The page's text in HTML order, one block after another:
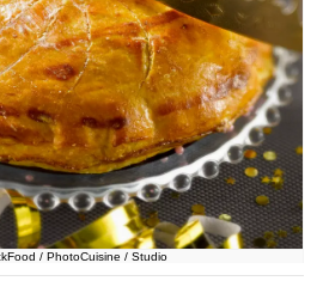
/ PhotoCuisine / Studio